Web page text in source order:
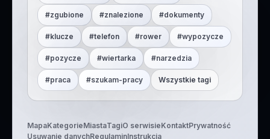
#zgubione #znalezione #dokumenty
#klucze #telefon #rower #wypozycze
#pozycze #wiertarka #narzedzia
#praca #szukam-pracy Wszystkie tagi
MapaKategorieMiastaTagiO serwisieKontaktPrywatność
Usuwanie danychRegulaminInstrukcja